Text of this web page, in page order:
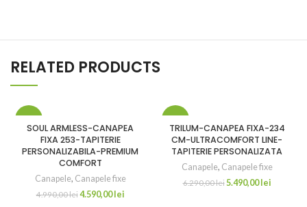
RELATED PRODUCTS
SOUL ARMLESS-CANAPEA
FIXA 253-TAPITERIE
PERSONALIZABILA-PREMIUM
COMFORT
Canapele, Canapele fixe
4.990,00lei4.590,00 lei
TRILUM-CANAPEA FIXA-234
CM-ULTRACOMFORT LINE-
TAPITERIE PERSONALIZATA
Canapele, Canapele fixe
6.290,00lei5.490,00 lei